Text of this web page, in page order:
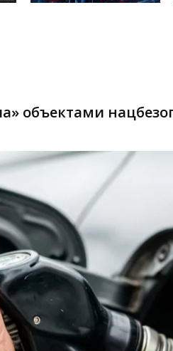
объектами